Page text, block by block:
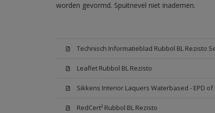
worden gevormd. Spuitnevel niet inademen.
Technisch Informatieblad Rubbol BL Rezisto
Leaflet Rubbol BL Rezisto
Sikkens Interior Laquers Waterbased - EPD
RedCert² Rubbol BL Rezisto